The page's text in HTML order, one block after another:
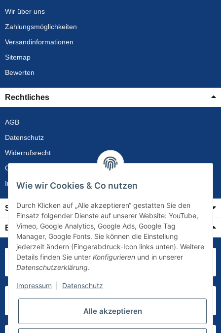
Wir über uns
Zahlungsmöglichkeiten
Versandinformationen
Sitemap
Bewerten
Rechtliches
AGB
Datenschutz
Widerrufsrecht
Gewährleistung
Impressum
Service
Bezahlung & Versand
Wie wir Cookies & Co nutzen
Durch Klicken auf „Alle akzeptieren“ gestatten Sie den
Einsatz folgender Dienste auf unserer Website: YouTube,
Vimeo, Google Analytics, Google Ads, Google Tag
Manager, Google Fonts. Sie können die Einstellung
jederzeit ändern (Fingerabdruck-Icon links unten). Weitere
Details finden Sie unter Konfigurieren und in unserer
Datenschutzerklärung.
Impressum Datenschutz
Alle akzeptieren